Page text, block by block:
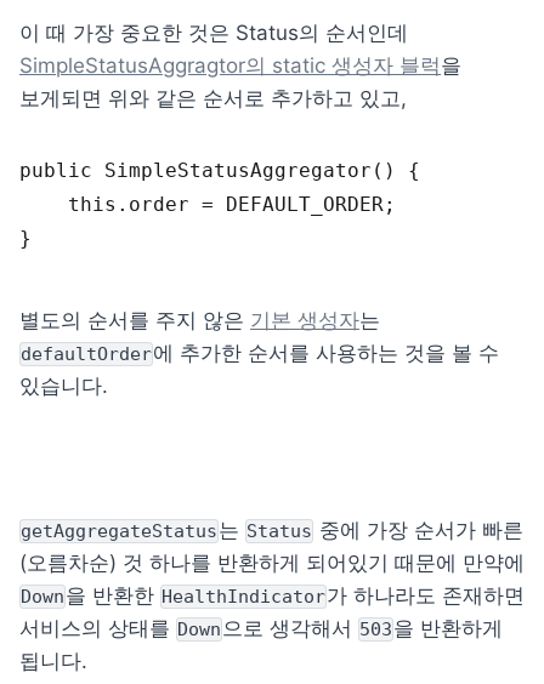
SimpleStatusAggragtor의 static 생성자 블럭을
보게되면 위와 같은 순서로 추가하고 있고,
public SimpleStatusAggregator ( )
{
this . order = DEFAULT_ORDER;
}
별도의 순서를 주지 않은 기본 생성자
defaultOrder에 추가한 순서를 사용하는 것을 볼 수
있습니다.
getAggregateStatus는 Status 중에 가장 순서가 빠른
Down을 반환한 HealthIndicator가 하나라도 존재하면
서비스의 상태를 Down으로 생각해서 503을 반환하게
됩니다.